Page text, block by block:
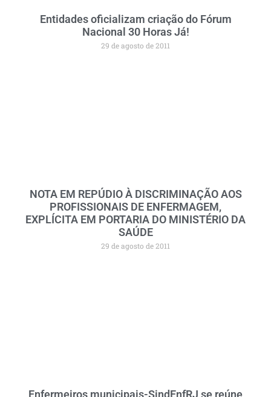
Entidades oficializam criação do Fórum
Nacional 30 Horas Já!
29 de agosto de 2011
NOTA EM REPÚDIO À DISCRIMINAÇÃO AOS
PROFISSIONAIS DE ENFERMAGEM,
EXPLÍCITA EM PORTARIA DO MINISTÉRIO DA
SAÚDE
29 de agosto de 2011